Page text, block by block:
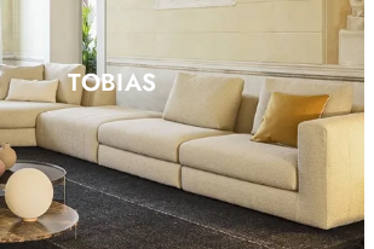
TOBIAS